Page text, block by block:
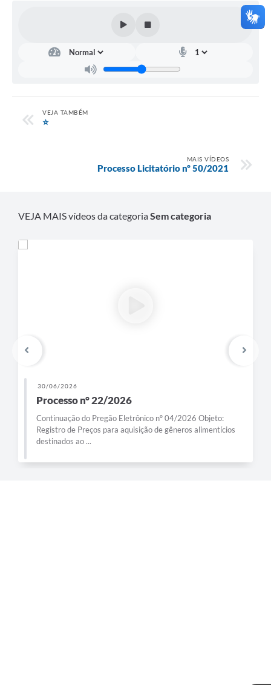
VEJA TAMBÉM
⭐
MAIS VÍDEOS
Processo Licitatório nº 50/2021
VEJA MAIS vídeos da categoriaSem categoria
30/06/2026
Processo n° 22/2026
Continuação do Pregão Eletrônico nº 04/2026 Objeto:
Registro de Preços para aquisição de gêneros alimentícios
destinados ao ...